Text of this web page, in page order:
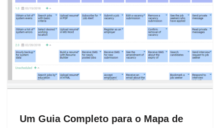
Um Guia Completo para o Mapa de